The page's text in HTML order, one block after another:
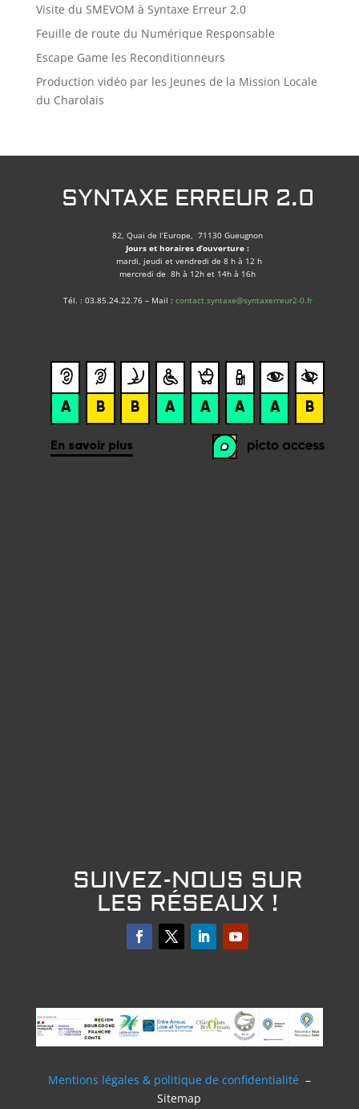
Visite du SMEVOM à Syntaxe Erreur 2.0
Feuille de route du Numérique Responsable
Escape Game les Reconditionneurs
Production vidéo par les Jeunes de la Mission Locale
du Charolais
SYNTAXE ERREUR 2.0
82, Quai de l’Europe, 71130 Gueugnon
Jours et horaires d’ouverture :
mardi, jeudi et vendredi de 8 h à 12 h
mercredi de 8h à 12h et 14h à 16h
Tél. : 03.85.24.22.76 – Mail : contact.syntaxe@syntaxerreur2-0.fr
SUIVEZ-NOUS SUR
LES RÉSEAUX !
Mentions légales & politique de confidentialité –
Sitemap